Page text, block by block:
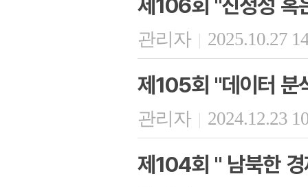
관리자 | 2025.10.27
제105회 "데이터 분
관리자 | 2024.12.23
제104회 " 남북한